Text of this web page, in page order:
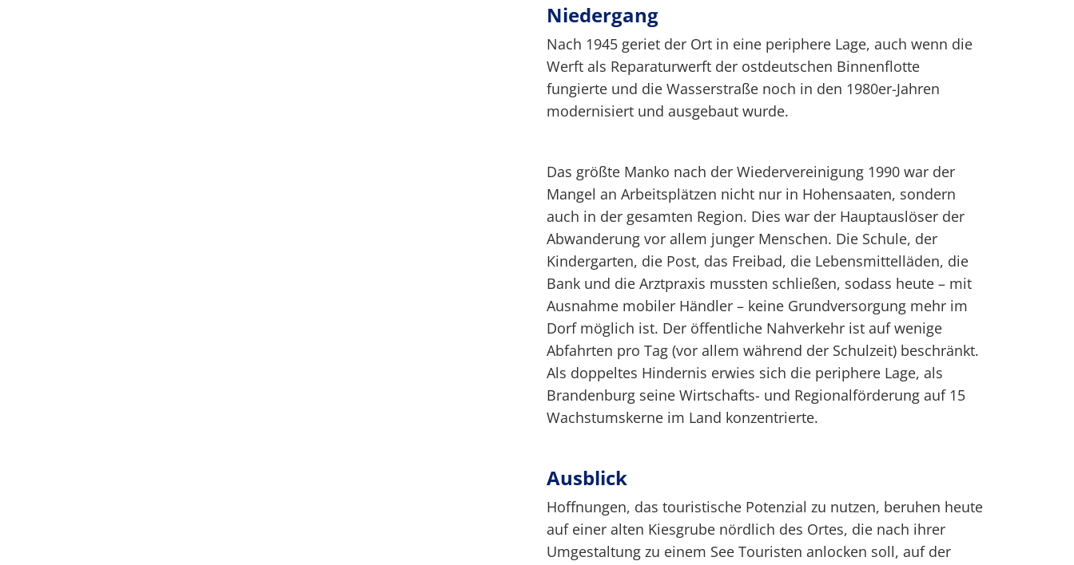
Niedergang
Nach 1945 geriet der Ort in eine periphere Lage, auch wenn die
Werft als Reparaturwerft der ostdeutschen Binnenflotte
fungierte und die Wasserstraße noch in den 1980er-Jahren
modernisiert und ausgebaut wurde.
Das größte Manko nach der Wiedervereinigung 1990 war der
Mangel an Arbeitsplätzen nicht nur in Hohensaaten, sondern
auch in der gesamten Region. Dies war der Hauptauslöser der
Abwanderung vor allem junger Menschen. Die Schule, der
Kindergarten, die Post, das Freibad, die Lebensmittelläden, die
Bank und die Arztpraxis mussten schließen, sodass heute – mit
Ausnahme mobiler Händler – keine Grundversorgung mehr im
Dorf möglich ist. Der öffentliche Nahverkehr ist auf wenige
Abfahrten pro Tag (vor allem während der Schulzeit) beschränkt.
Als doppeltes Hindernis erwies sich die periphere Lage, als
Brandenburg seine Wirtschafts- und Regionalförderung auf 15
Wachstumskerne im Land konzentrierte.
Ausblick
Hoffnungen, das touristische Potenzial zu nutzen, beruhen heute
auf einer alten Kiesgrube nördlich des Ortes, die nach ihrer
Umgestaltung zu einem See Touristen anlocken soll, auf der